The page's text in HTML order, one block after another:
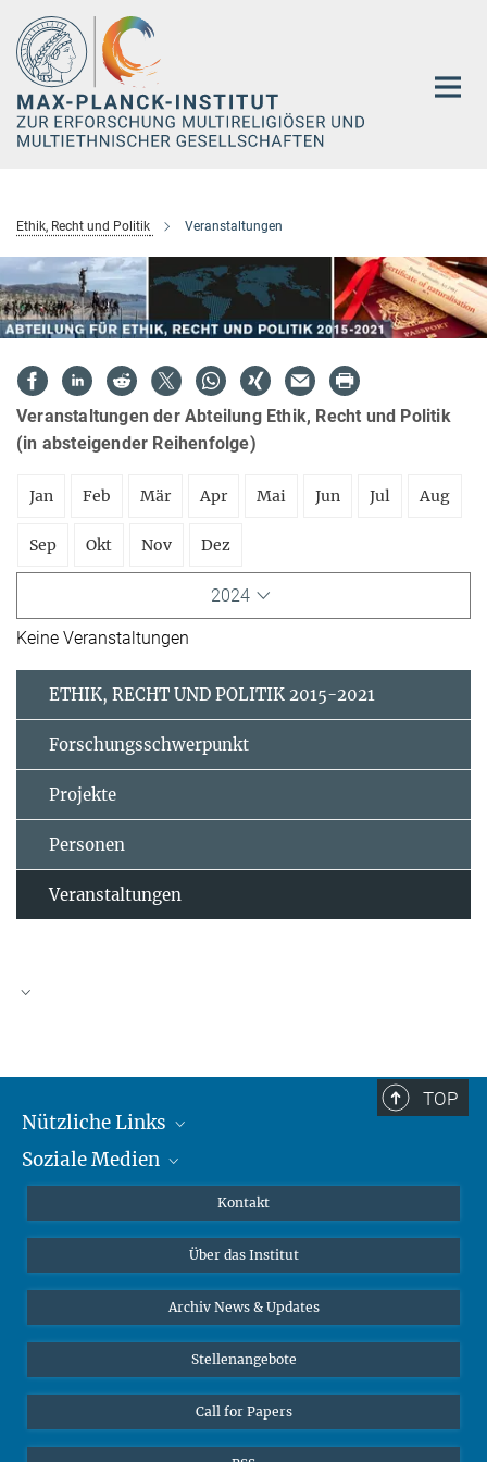
Hauptinhalt
Ethik, Recht und Politik Veranstaltungen
Veranstaltungen der Abteilung Ethik, Recht und Politik
(in absteigender Reihenfolge)
Jan Feb Mär Apr Mai Jun Jul Aug
Sep Okt Nov Dez
2024
Keine Veranstaltungen
ETHIK, RECHT UND POLITIK 2015-2021
Forschungsschwerpunkt
Projekte
Personen
Veranstaltungen
TOP
Nützliche Links
MMG Alumni Corner
Online-Vorträge
Interviews zum Thema "Diversity"
Soziale Medien
Bluesky
Kontakt
Über das Institut
Archiv News & Updates
Stellenangebote
Call for Papers